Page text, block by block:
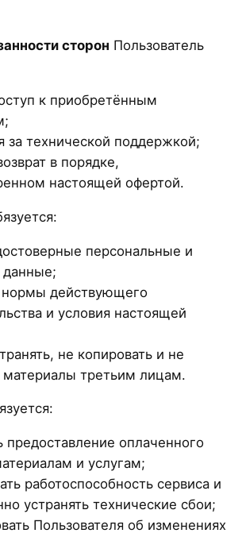
сторон Пользователь
к приобретённым
за технической поддержкой;
в порядке,
настоящей офертой.
персональные и
действующего
и условия настоящей
не копировать и не
материалы третьим лицам.
предоставление оплаченного
и услугам;
работоспособность сервиса и
устранять технические сбои;
Пользователя об изменениях